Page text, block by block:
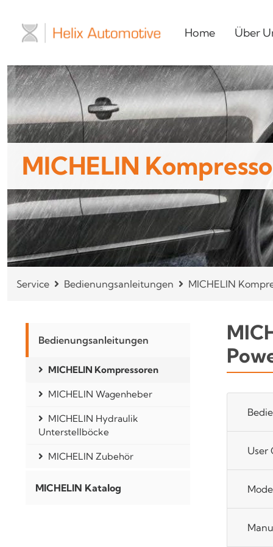
Home Über
MICHELIN
Service Bedienungsanleitungen MICHELIN
Bedienungsanleitungen
MICHELIN Kompressoren
MICHELIN Wagenheber
MICHELIN Hydraulik
Unterstellböcke
MICHELIN Zubehör
MICHELIN Katalog
User